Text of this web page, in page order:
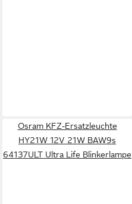
Osram KFZ-Ersatzleuchte
HY21W 12V 21W BAW9s
64137ULT Ultra Life Blinkerlampe